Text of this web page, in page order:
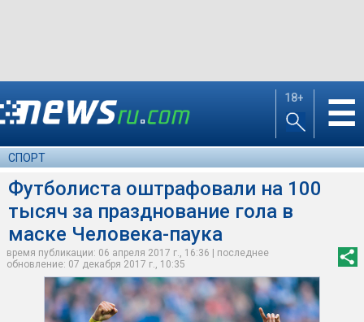
18+ ☰
СПОРТ
Футболиста оштрафовали на 100
тысяч за празднование гола в
маске Человека-паука
время публикации: 06 апреля 2017 г., 16:36 | последнее
обновление: 07 декабря 2017 г., 10:35